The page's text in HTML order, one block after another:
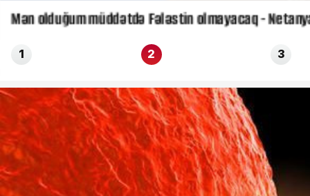
Mən olduğum müddətdə Fələstin olmayacaq -
1 2 3